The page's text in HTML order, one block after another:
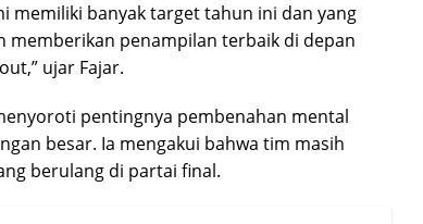
memiliki banyak target tahun ini dan yang
memberikan penampilan terbaik di depan
ujar Fajar.
pentingnya pembenahan mental
besar. Ia mengakui bahwa tim masih
berulang di partai final.